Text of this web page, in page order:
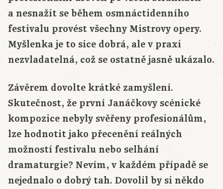
a nesnažit se během osmnáctidenního
festivalu provést všechny Mistrovy opery.
Myšlenka je to sice dobrá, ale v praxi
nezvladatelná, což se ostatně jasně ukázalo.
Závěrem dovolte krátké zamyšlení.
Skutečnost, že první Janáčkovy scénické
kompozice nebyly svěřeny profesionálům,
lze hodnotit jako přecenění reálných
možností festivalu nebo selhání
dramaturgie? Nevím, v každém případě se
nejednalo o dobrý tah. Dovolil by si někdo